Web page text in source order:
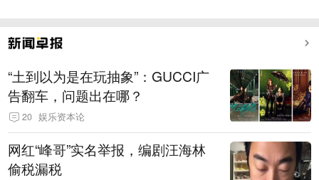
“土到以为是在玩抽象”：GUCCI广
告翻车，问题出在哪？
20 娱乐资本论
网红“峰哥”实名举报，编剧汪海林
偷税漏税